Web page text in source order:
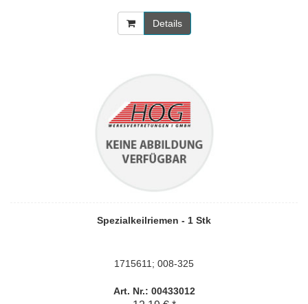
Details
Spezialkeilriemen - 1 Stk
1715611; 008-325
Art. Nr.: 00433012